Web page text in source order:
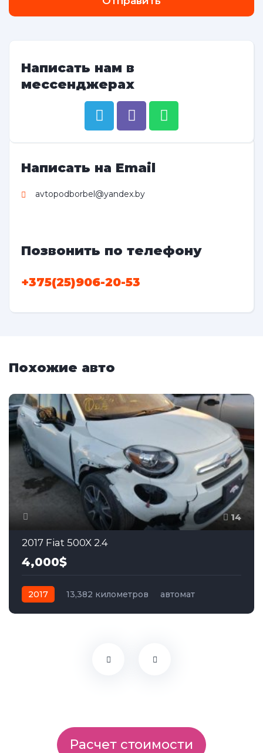
Написать нам в
мессенджерах
Написать на Email
avtopodborbel@yandex.by
Позвонить по телефону
+375(25)906-20-53
Похожие авто
14
2017 Fiat 500X 2.4
4,000$
2017 13,382 километров
автомат
Расчет стоимости